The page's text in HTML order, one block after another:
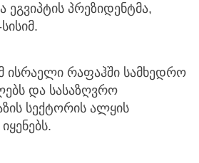
ეგვიპტის პრეზიდენტმა,
ისრაელი რაფაჰში სამხედრო
და სასაზღვრო
სექტორის ალყის